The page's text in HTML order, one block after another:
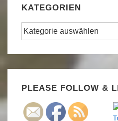
KATEGORIEN
Kategorien
PLEASE FOLLOW &